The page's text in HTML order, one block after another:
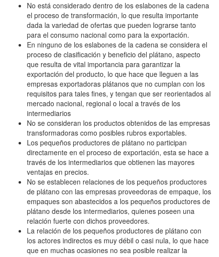
No está considerado dentro de los eslabones de la cadena
el proceso de transformación, lo que resulta importante
dada la variedad de ofertas que pueden lograrse tanto
para el consumo nacional como para la exportación.
En ninguno de los eslabones de la cadena se considera el
proceso de clasificación y beneficio del plátano, aspecto
que resulta de vital importancia para garantizar la
exportación del producto, lo que hace que lleguen a las
empresas exportadoras plátanos que no cumplan con los
requisitos para tales fines, y tengan que ser reorientados al
mercado nacional, regional o local a través de los
intermediarios
No se consideran los productos obtenidos de las empresas
transformadoras como posibles rubros exportables.
Los pequeños productores de plátano no participan
directamente en el proceso de exportación, esta se hace a
través de los intermediarios que obtienen las mayores
ventajas en precios.
No se establecen relaciones de los pequeños productores
de plátano con las empresas proveedoras de empaque, los
empaques son abastecidos a los pequeños productores de
plátano desde los intermediarios, quienes poseen una
relación fuerte con dichos proveedores.
La relación de los pequeños productores de plátano con
los actores indirectos es muy débil o casi nula, lo que hace
que en muchas ocasiones no sea posible realizar la